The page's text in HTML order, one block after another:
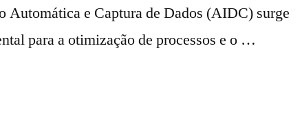
Automática e Captura de Dados (AIDC) surge
para a otimização de processos e o …